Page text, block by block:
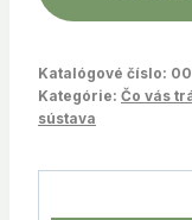
Katalógové číslo:
Kategórie: Čo vás
sústava